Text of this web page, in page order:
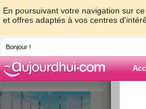
En poursuivant votre navigation sur
et offres adaptés à vos centres
Bonjour !